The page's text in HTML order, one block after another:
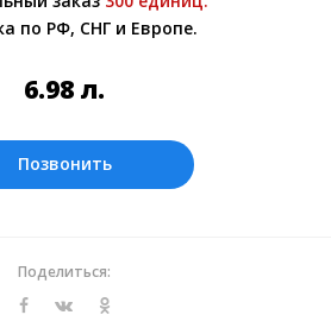
при обсуждении заказа с
менеджером.
по курсу ЦБ РФ на
0.873012 л.
по РФ, СНГ и Европе.
6.98 л.
Позвонить
Поделиться: